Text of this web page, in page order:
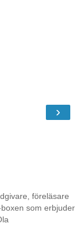
›
föreläsare
som erbjuder